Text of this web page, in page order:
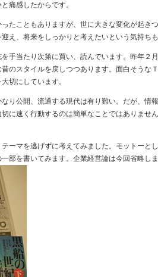
痛感したからです。
たこともありますが、世に大きな変化が起き
え、将来をしっかりと考えたいという気持ちも
手当たり次第に買い、読んでいます。昨年２
のスタイルを戻しつつあります。面白そうな
切にしています。
り公開、流通する現代は有り難い。だが、情
に速く行動するのは簡単なことではありませ
ーマを逃げずに考えてみました。モットーと
部を書いてみます。企業経営論は今回省略しま